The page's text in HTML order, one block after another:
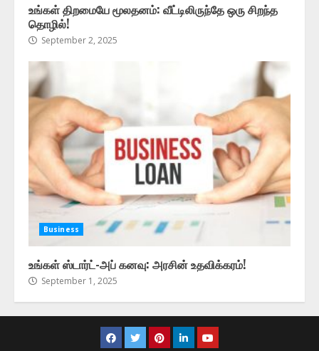
உங்கள் திறமையே மூலதனம்: வீட்டிலிருந்தே ஒரு சிறந்த
தொழில்!
September 2, 2025
Business
உங்கள் ஸ்டார்ட்-அப் கனவு: அரசின் உதவிக்கரம்!
September 1, 2025
Facebook
TwitterPinterestLinkedInYoutube